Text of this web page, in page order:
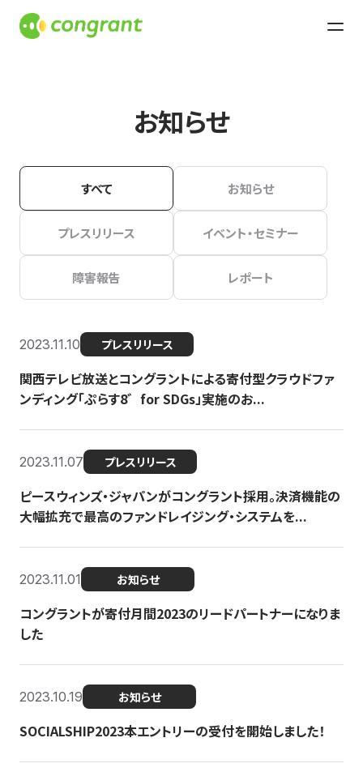
お知らせ
すべて お知らせ
プレスリリース イベント・セミナー
障害報告 レポート
2023.11.10 プレスリリース
関西テレビ放送とコングラントによる寄付型クラウドファ
ンディング「ぷらす8゛for SDGs」実施のお...
2023.11.07 プレスリリース
ピースウィンズ・ジャパンがコングラント採用。決済機能の
大幅拡充で最高のファンドレイジング・システムを...
2023.11.01 お知らせ
コングラントが寄付月間2023のリードパートナーになりま
した
2023.10.19 お知らせ
SOCIALSHIP2023本エントリーの受付を開始しました！